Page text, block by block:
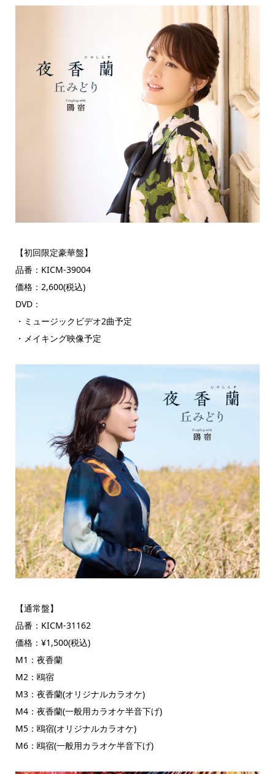
【初回限定豪華盤】
品番：KICM-39004
価格：2,600(税込)
DVD：
・ミュージックビデオ2曲予定
・メイキング映像予定
【通常盤】
品番：KICM-31162
価格：¥1,500(税込)
M1：夜香蘭
M2：鴎宿
M3：夜香蘭(オリジナルカラオケ)
M4：夜香蘭(一般用カラオケ半音下げ)
M5：鴎宿(オリジナルカラオケ)
M6：鴎宿(一般用カラオケ半音下げ)